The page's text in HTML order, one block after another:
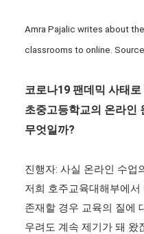
Amra Pajalic writes about
classrooms to online.
코로나19 팬데믹 사태
초중고등학교의 온라인
무엇일까?
진행자: 사실 온라인 수업
저희 호주교육대해부에
존재할 경우 교육의 질에
우려도 계속 제기가 돼 왔